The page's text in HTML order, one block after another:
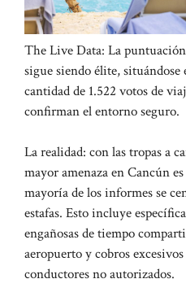
The Live Data: La
sigue siendo élite,
cantidad de 1.522 votos de
confirman el entorno seguro.
La realidad: con las tropas a
mayor amenaza en Cancún
mayoría de los informes se
estafas. Esto incluye
engañosas de tiempo
aeropuerto y cobros
conductores no autorizados.